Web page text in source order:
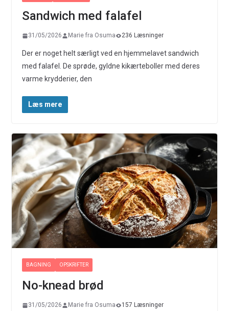
Sandwich med falafel
31/05/2026 Marie fra Osuma 236 Læsninger
Der er noget helt særligt ved en hjemmelavet sandwich
med falafel. De sprøde, gyldne kikærteboller med deres
varme krydderier, den
Læs mere
BAGNING OPSKRIFTER
No-knead brød
31/05/2026 Marie fra Osuma 157 Læsninger